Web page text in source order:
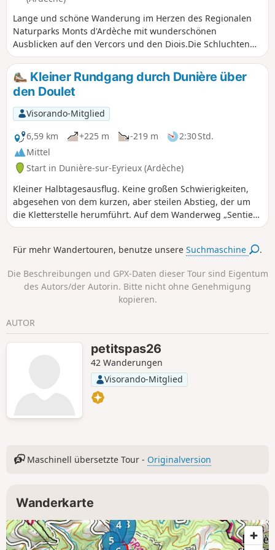
Lange und schöne Wanderung im Herzen des Regionalen
Naturparks Monts d'Ardèche mit wunderschönen
Ausblicken auf den Vercors und den Diois.Die Schluchten
der Dunière, das Eyrieux-Tal, Terrassenlandschaften, ein
schöner Wechsel der Landschaften, der die Vielfalt der
Monts d'Ardèche zeigt.
Kleiner Rundgang durch Dunière über
den Doulet
Visorando-Mitglied
6,59 km
+225 m -219 m
2:30 Std.
Mittel
Start in Dunière-sur-Eyrieux (Ardèche)
Kleiner Halbtagesausflug. Keine großen Schwierigkeiten,
abgesehen von dem kurzen, aber steilen Abstieg, der um
die Kletterstelle herumführt. Auf dem Wanderweg „Sentier
des Combes” und oberhalb des Klettergebiets bieten sich
gegenüberliegenden Serres. Auf dem Rückweg, nach Le
entlang des Flusses machen, wo sich Wasserfälle und
Strudeltöpfe aneinanderreihen.
Für mehr Wandertouren, benutze unsereSuchmaschine .
Die Beschreibungen und GPX-Daten dieser Tour sind Eigentum
des Autors/der Autorin. Bitte nicht ohne Genehmigung
kopieren.
AUTOR
petitspas26
42 Wanderungen
Visorando-Mitglied
Maschinell übersetzte Tour - Originalversion
Wanderkarte
3
4
5